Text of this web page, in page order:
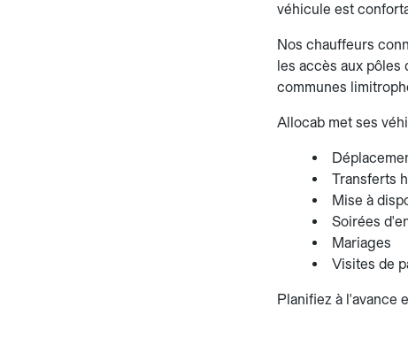
véhicule est
Nos chauffeurs
les accès aux
communes
Allocab met ses
Transferts
Mise à
Soirées
Mariages
Visites de
Planifiez à l'avance